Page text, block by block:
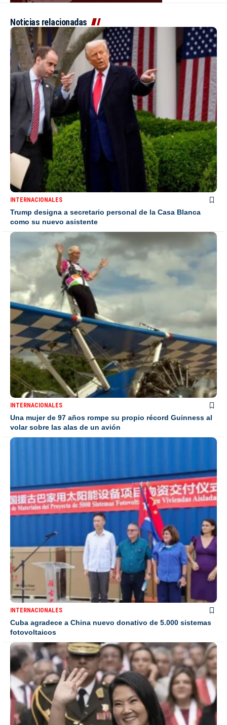
Noticias relacionadas
INTERNACIONALES
Trump designa a secretario personal de la Casa Blanca
como su nuevo asistente
INTERNACIONALES
Una mujer de 97 años rompe su propio récord Guinness al
volar sobre las alas de un avión
INTERNACIONALES
Cuba agradece a China nuevo donativo de 5.000 sistemas
fotovoltaicos